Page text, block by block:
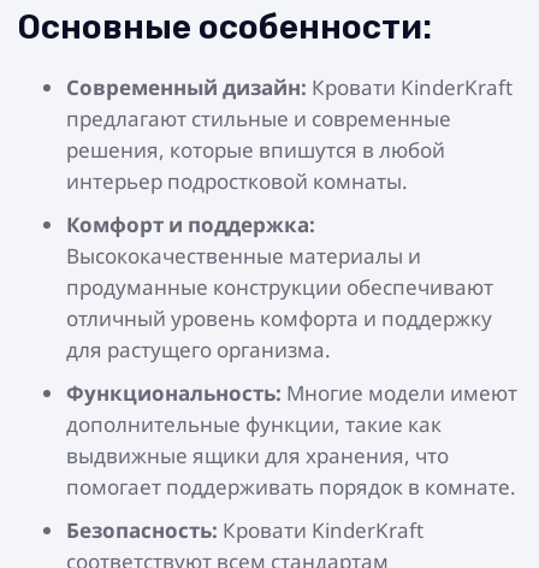
Основные особенности:
Современный дизайн: Кровати KinderKraft
предлагают стильные и современные
решения, которые впишутся в любой
интерьер подростковой комнаты.
Комфорт и поддержка:
Высококачественные материалы и
продуманные конструкции обеспечивают
отличный уровень комфорта и поддержку
для растущего организма.
Функциональность: Многие модели имеют
дополнительные функции, такие как
выдвижные ящики для хранения, что
помогает поддерживать порядок в комнате.
Безопасность: Кровати KinderKraft
соответствуют всем стандартам